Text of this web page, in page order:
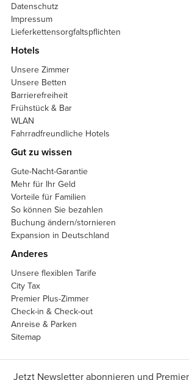
Datenschutz
Impressum
Lieferkettensorgfaltspflichten
Hotels
Unsere Zimmer
Unsere Betten
Barrierefreiheit
Frühstück & Bar
WLAN
Fahrradfreundliche Hotels
Gut zu wissen
Gute-Nacht-Garantie
Mehr für Ihr Geld
Vorteile für Familien
So können Sie bezahlen
Buchung ändern/stornieren
Expansion in Deutschland
Anderes
Unsere flexiblen Tarife
City Tax
Premier Plus-Zimmer
Check-in & Check-out
Anreise & Parken
Sitemap
Jetzt Newsletter abonnieren und